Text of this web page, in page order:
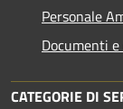
Personale
Documenti
CATEGORIE DI